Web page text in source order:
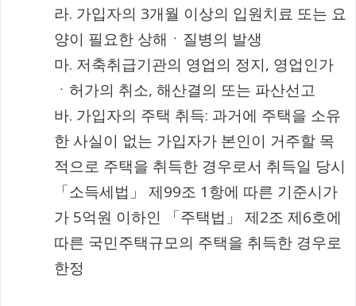
라. 가입자의 3개월 이상의 입원치료 또는 요
양이 필요한 상해ㆍ질병의 발생
마. 저축취급기관의 영업의 정지, 영업인가
ㆍ허가의 취소, 해산결의 또는 파산선고
바. 가입자의 주택 취득: 과거에 주택을 소유
한 사실이 없는 가입자가 본인이 거주할 목
적으로 주택을 취득한 경우로서 취득일 당시
「소득세법」 제99조 1항에 따른 기준시가
가 5억원 이하인 「주택법」 제2조 제6호에
따른 국민주택규모의 주택을 취득한 경우로
한정